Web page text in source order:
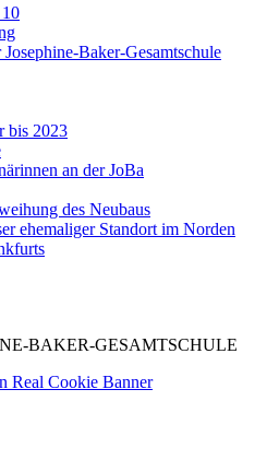
Baker-Gesamtschule
bis 2023
an der JoBa
des Neubaus
ehemaliger Standort im Norden
BAKER-GESAMTSCHULE
Real Cookie Banner